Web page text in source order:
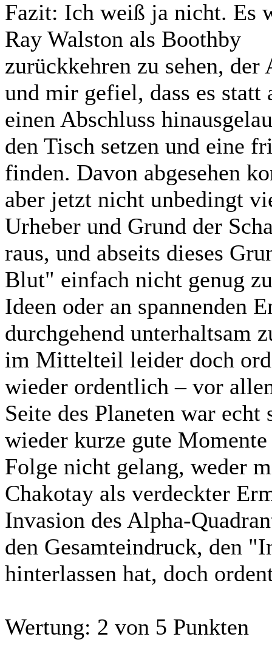
Fazit: Ich weiß ja nicht. Es
Ray Walston als Boothby
zurückkehren zu sehen,
und mir gefiel, dass es
einen Abschluss
den Tisch setzen und eine
finden. Davon abgesehen
aber jetzt nicht unbedingt
Urheber und Grund der
raus, und abseits dieses
Blut" einfach nicht genug
Ideen oder an spannenden
durchgehend unterhaltsam
im Mittelteil leider doch
wieder ordentlich – vor
Seite des Planeten war
wieder kurze gute
Folge nicht gelang, weder
Chakotay als verdeckter
Invasion des Alpha-
den Gesamteindruck, den
hinterlassen hat, doch
Wertung: 2 von 5 Punkten